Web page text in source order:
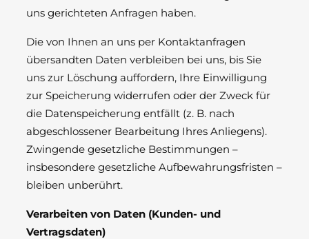
uns gerichteten Anfragen haben.
Die von Ihnen an uns per Kontaktanfragen
übersandten Daten verbleiben bei uns, bis Sie
uns zur Löschung auffordern, Ihre Einwilligung
zur Speicherung widerrufen oder der Zweck für
die Datenspeicherung entfällt (z. B. nach
abgeschlossener Bearbeitung Ihres Anliegens).
Zwingende gesetzliche Bestimmungen –
insbesondere gesetzliche Aufbewahrungsfristen –
bleiben unberührt.
Verarbeiten von Daten (Kunden- und
Vertragsdaten)